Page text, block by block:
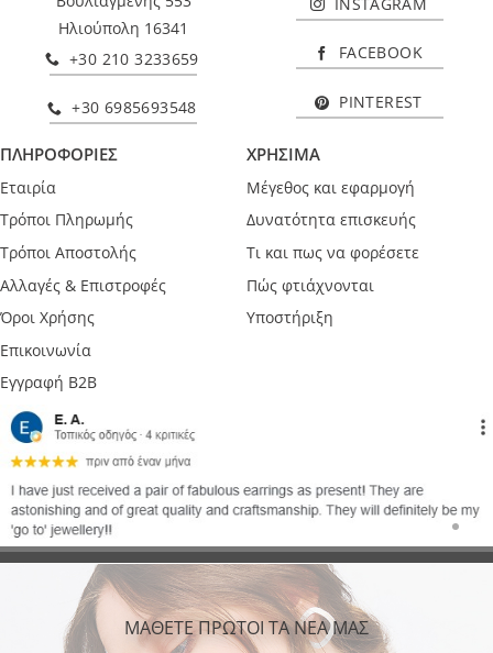
Ηλιούπολη 16341
+30 210 3233659
+30 6985693548
FACEBOOK
PINTEREST
ΠΛΗΡΟΦΟΡΙΕΣ
Εταιρία
Τρόποι Πληρωμής
Τρόποι Αποστολής
Αλλαγές & Επιστροφές
Όροι Χρήσης
Επικοινωνία
Εγγραφή B2B
ΧΡΗΣΙΜΑ
Μέγεθος και εφαρμογή
Δυνατότητα επισκευής
Τι και πως να φορέσετε
Πώς φτιάχνονται
Υποστήριξη
ΜΑΘΕΤΕ ΠΡΩΤΟΙ ΤΑ ΝΕΑ ΜΑΣ